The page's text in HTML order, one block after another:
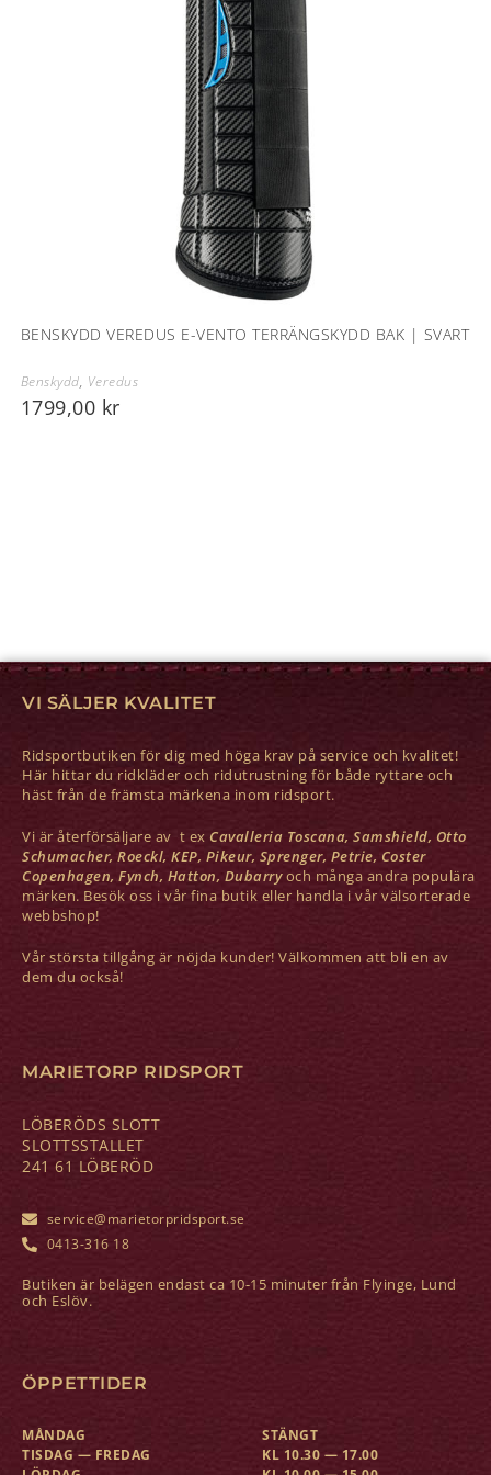
BENSKYDD VEREDUS E-VENTO TERRÄNGSKYDD BAK | SVART
Benskydd, Veredus
1799,00 kr
VI SÄLJER KVALITET
Ridsportbutiken för dig med höga krav på service och kvalitet!
Här hittar du ridkläder och ridutrustning för både ryttare och
häst från de främsta märkena inom ridsport.
Vi är återförsäljare av t ex Cavalleria Toscana, Samshield, Otto
Schumacher, Roeckl, KEP, Pikeur, Sprenger, Petrie, Coster
Copenhagen, Fynch, Hatton, Dubarryoch många andra populära
märken. Besök oss i vår fina butik eller handla i vår välsorterade
webbshop!
Vår största tillgång är nöjda kunder! Välkommen att bli en av
dem du också!
MARIETORP RIDSPORT
LÖBERÖDS SLOTT
SLOTTSSTALLET
241 61 LÖBERÖD
service@marietorpridsport.se
0413-316 18
Butiken är belägen endast ca 10-15 minuter från Flyinge, Lund
och Eslöv.
ÖPPETTIDER
MÅNDAG
TISDAG — FREDAG
STÄNGT
KL 10.30 — 17.00